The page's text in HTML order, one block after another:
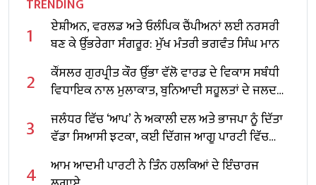
TRENDING
1
ਏਸ਼ੀਅਨ, ਵਰਲਡ ਅਤੇ ਓਲੰਪਿਕ ਚੈਂਪੀਅਨਾਂ ਲਈ ਨਰਸਰੀ
ਬਣ ਕੇ ਉੱਭਰੇਗਾ ਸੰਗਰੂਰ: ਮੁੱਖ ਮੰਤਰੀ ਭਗਵੰਤ ਸਿੰਘ ਮਾਨ
2
ਕੌਂਸਲਰ ਗੁਰਪ੍ਰੀਤ ਕੌਰ ਉੱਭਾ ਵੱਲੋ ਵਾਰਡ ਦੇ ਵਿਕਾਸ ਸਬੰਧੀ
ਵਿਧਾਇਕ ਨਾਲ ਮੁਲਾਕਾਤ, ਬੁਨਿਆਦੀ ਸਹੂਲਤਾਂ ਦੇ ਜਲਦ
ਹੱਲ ਕਰਨ ਦੀ ਮੰਗ
3
ਜਲੰਧਰ ਵਿੱਚ ‘ਆਪ’ ਨੇ ਅਕਾਲੀ ਦਲ ਅਤੇ ਭਾਜਪਾ ਨੂੰ ਦਿੱਤਾ
ਵੱਡਾ ਸਿਆਸੀ ਝਟਕਾ, ਕਈ ਦਿੱਗਜ ਆਗੂ ਪਾਰਟੀ ਵਿੱਚ
4
ਆਮ ਆਦਮੀ ਪਾਰਟੀ ਨੇ ਤਿੰਨ ਹਲਕਿਆਂ ਦੇ ਇੰਚਾਰਜ